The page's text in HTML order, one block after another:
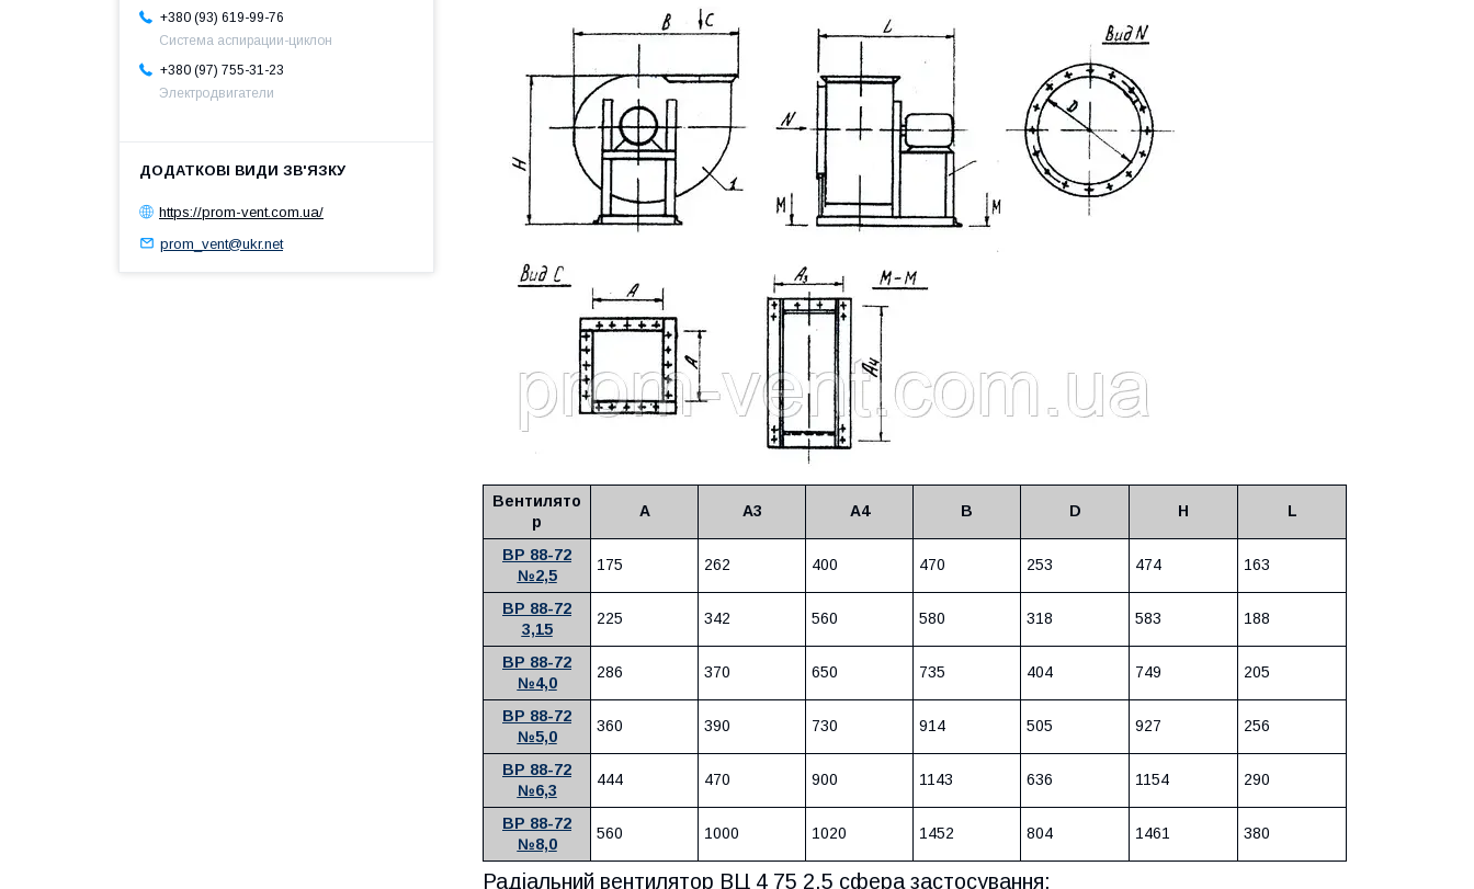
Вентилято
р
А А3 А4 В D H L
ВР 88-72
№2,5
175 262 400 470 253 474 163
ВР 88-72
3,15
225 342 560 580 318 583 188
ВР 88-72
№4,0
286 370 650 735 404 749 205
ВР 88-72
№5,0
360 390 730 914 505 927 256
ВР 88-72
№6,3
444 470 900 1143 636 1154 290
ВР 88-72
№8,0
560 1000 1020 1452 804 1461 380
Радіальний вентилятор ВЦ 4 75 2,5 сфера застосування:
+380 (93) 619-99-76
Система аспирации-циклон
+380 (97) 755-31-23
Электродвигатели
https://prom-vent.com.ua/
prom_vent@ukr.net